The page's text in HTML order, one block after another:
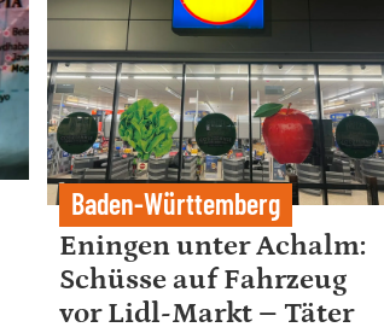
Baden-Württemberg
Eningen unter Achalm:
Schüsse auf Fahrzeug
vor Lidl-Markt – Täter